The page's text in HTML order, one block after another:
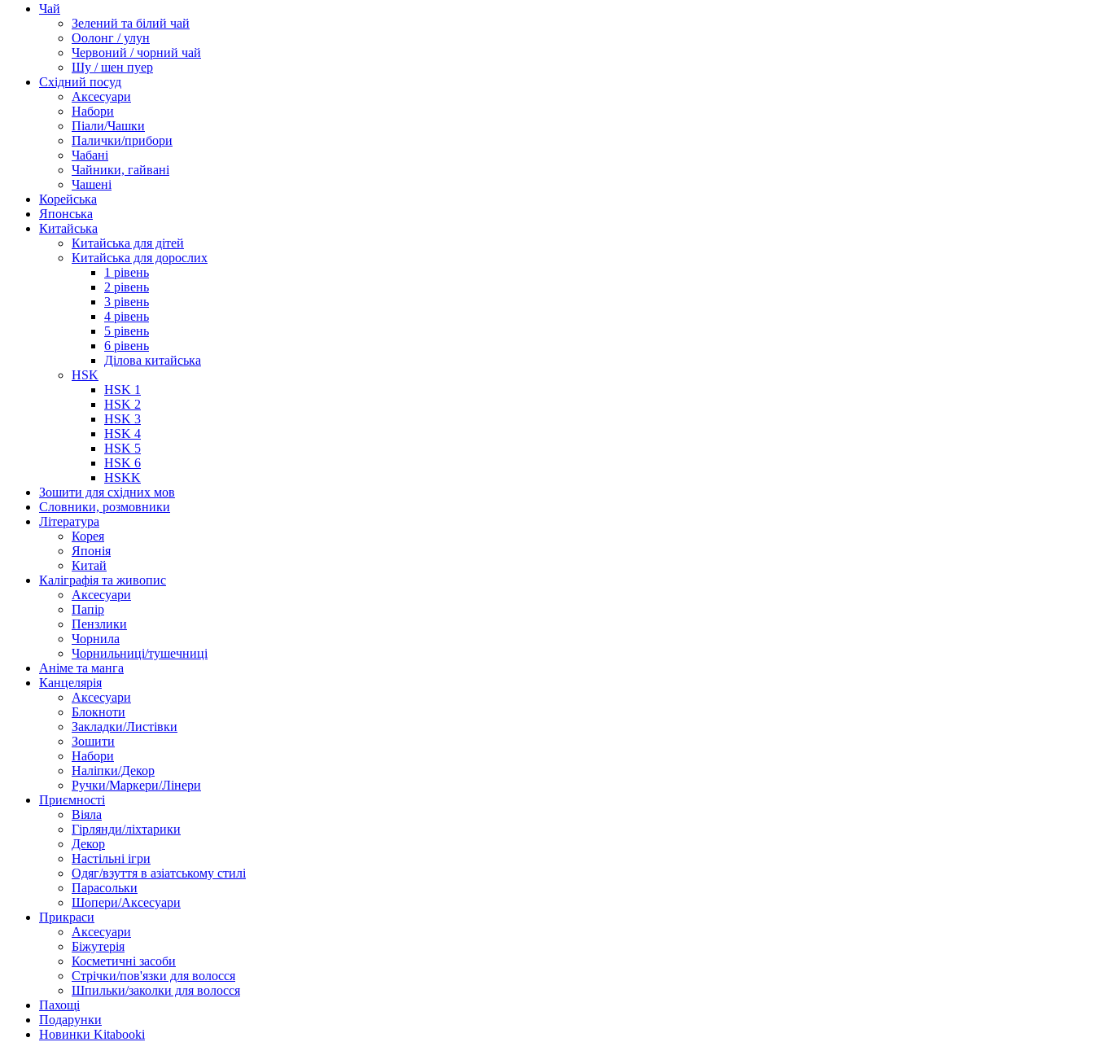
Чай
Зелений та білий чай
Оолонг / улун
Червоний / чорний чай
Шу / шен пуер
Східний посуд
Аксесуари
Набори
Піали/Чашки
Палички/прибори
Чабані
Чайники, гайвані
Чашені
Корейська
Японська
Китайська
Китайська для дітей
Китайська для дорослих
1 рівень
2 рівень
3 рівень
4 рівень
5 рівень
6 рівень
Ділова китайська
HSK
HSK 1
HSK 2
HSK 3
HSK 4
HSK 5
HSK 6
HSKK
Зошити для східних мов
Словники, розмовники
Література
Корея
Японія
Китай
Каліграфія та живопис
Аксесуари
Папір
Пензлики
Чорнила
Чорнильниці/тушечниці
Аніме та манга
Канцелярія
Аксесуари
Блокноти
Закладки/Листівки
Зошити
Набори
Наліпки/Декор
Ручки/Маркери/Лінери
Приємності
Віяла
Гірлянди/ліхтарики
Декор
Настільні ігри
Одяг/взуття в азіатському стилі
Парасольки
Шопери/Аксесуари
Прикраси
Аксесуари
Біжутерія
Косметичні засоби
Стрічки/пов'язки для волосся
Шпильки/заколки для волосся
Пахощі
Подарунки
Новинки Kitabooki